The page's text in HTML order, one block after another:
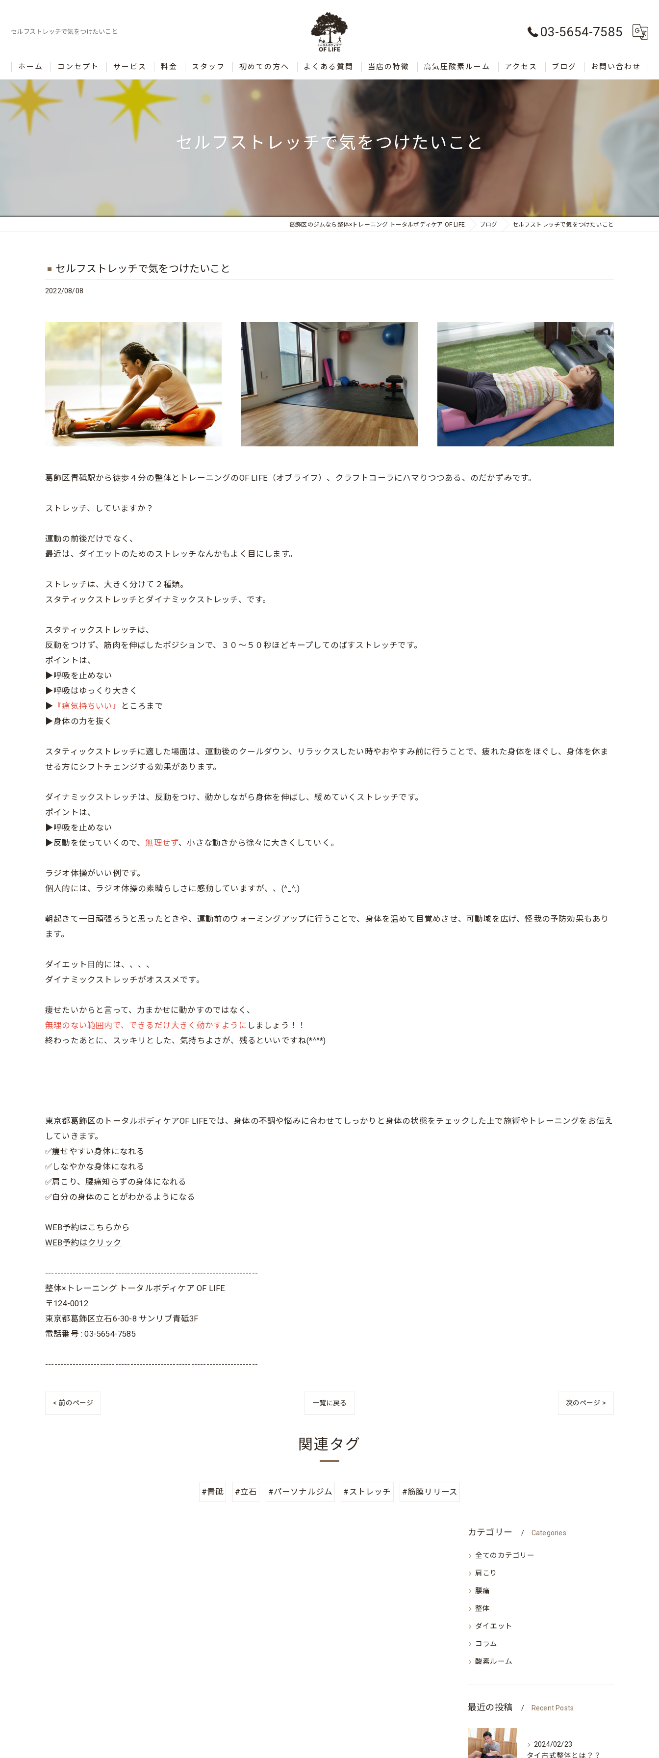
セルフストレッチで気をつけたいこと 03-5654-7585
ホーム コンセプト サービス 料金 スタッフ 初めての方へ よくある質問 当店の特徴
腰痛
整体
ダイエット
ストレッチ
高気圧酸素ルーム アクセス ブログ お問い合わせ
セルフストレッチで気をつけたいこと
葛飾区のジムなら整体×トレーニング トータルボディケア OF LIFE ブログ セルフストレッチで気をつけたいこと
セルフストレッチで気をつけたいこと
2022/08/08
葛飾区青砥駅から徒歩４分の整体とトレーニングのOF LIFE（オブライフ）、クラフトコーラにハマりつつある、のだかずみです。
ストレッチ、していますか？
運動の前後だけでなく、
最近は、ダイエットのためのストレッチなんかもよく目にします。
ストレッチは、大きく分けて２種類。
スタティックストレッチとダイナミックストレッチ、です。
スタティックストレッチは、
反動をつけず、筋肉を伸ばしたポジションで、３０〜５０秒ほどキープしてのばすストレッチです。
ポイントは、
▶呼吸を止めない
▶呼吸はゆっくり大きく
▶ 『痛気持ちいい』
ところまで
▶身体の力を抜く
スタティックストレッチに適した場面は、運動後のクールダウン、リラックスしたい時やおやすみ前に行うことで、疲れた身体をほぐし、身体を休ま
せる方にシフトチェンジする効果があります。
ダイナミックストレッチは、反動をつけ、動かしながら身体を伸ばし、緩めていくストレッチです。
ポイントは、
▶呼吸を止めない
▶反動を使っていくので、無理せず、小さな動きから徐々に大きくしていく。
ラジオ体操がいい例です。
個人的には、ラジオ体操の素晴らしさに感動していますが、、(^_^;)
朝起きて一日頑張ろうと思ったときや、運動前のウォーミングアップに行うことで、身体を温めて目覚めさせ、可動域を広げ、怪我の予防効果もあり
ます。
ダイエット目的には、、、、
ダイナミックストレッチがオススメです。
痩せたいからと言って、力まかせに動かすのではなく、
無理のない範囲内で、できるだけ大きく動かすように しましょう！！
終わったあとに、スッキリとした、気持ちよさが、残るといいですね(*^^*)
東京都葛飾区のトータルボディケアOF LIFEでは、身体の不調や悩みに合わせてしっかりと身体の状態をチェックした上で施術やトレーニングをお伝え
していきます。
✅痩せやすい身体になれる
✅しなやかな身体になれる
✅肩こり、腰痛知らずの身体になれる
✅自分の身体のことがわかるようになる
WEB予約はこちらから
WEB予約はクリック
----------------------------------------------------------------------
整体×トレーニング トータルボディケア OF LIFE
〒124-0012
東京都葛飾区立石6-30-8 サンリブ青砥3F
電話番号 : 03-5654-7585
----------------------------------------------------------------------
< 前のページ 一覧に戻る 次のページ >
関連タグ
#青砥 #立石 #パーソナルジム #ストレッチ #筋膜リリース
カテゴリー Categories
全てのカテゴリー
肩こり
腰痛
整体
ダイエット
コラム
酸素ルーム
最近の投稿 Recent Posts
2024/02/23
タイ古式整体とは？？